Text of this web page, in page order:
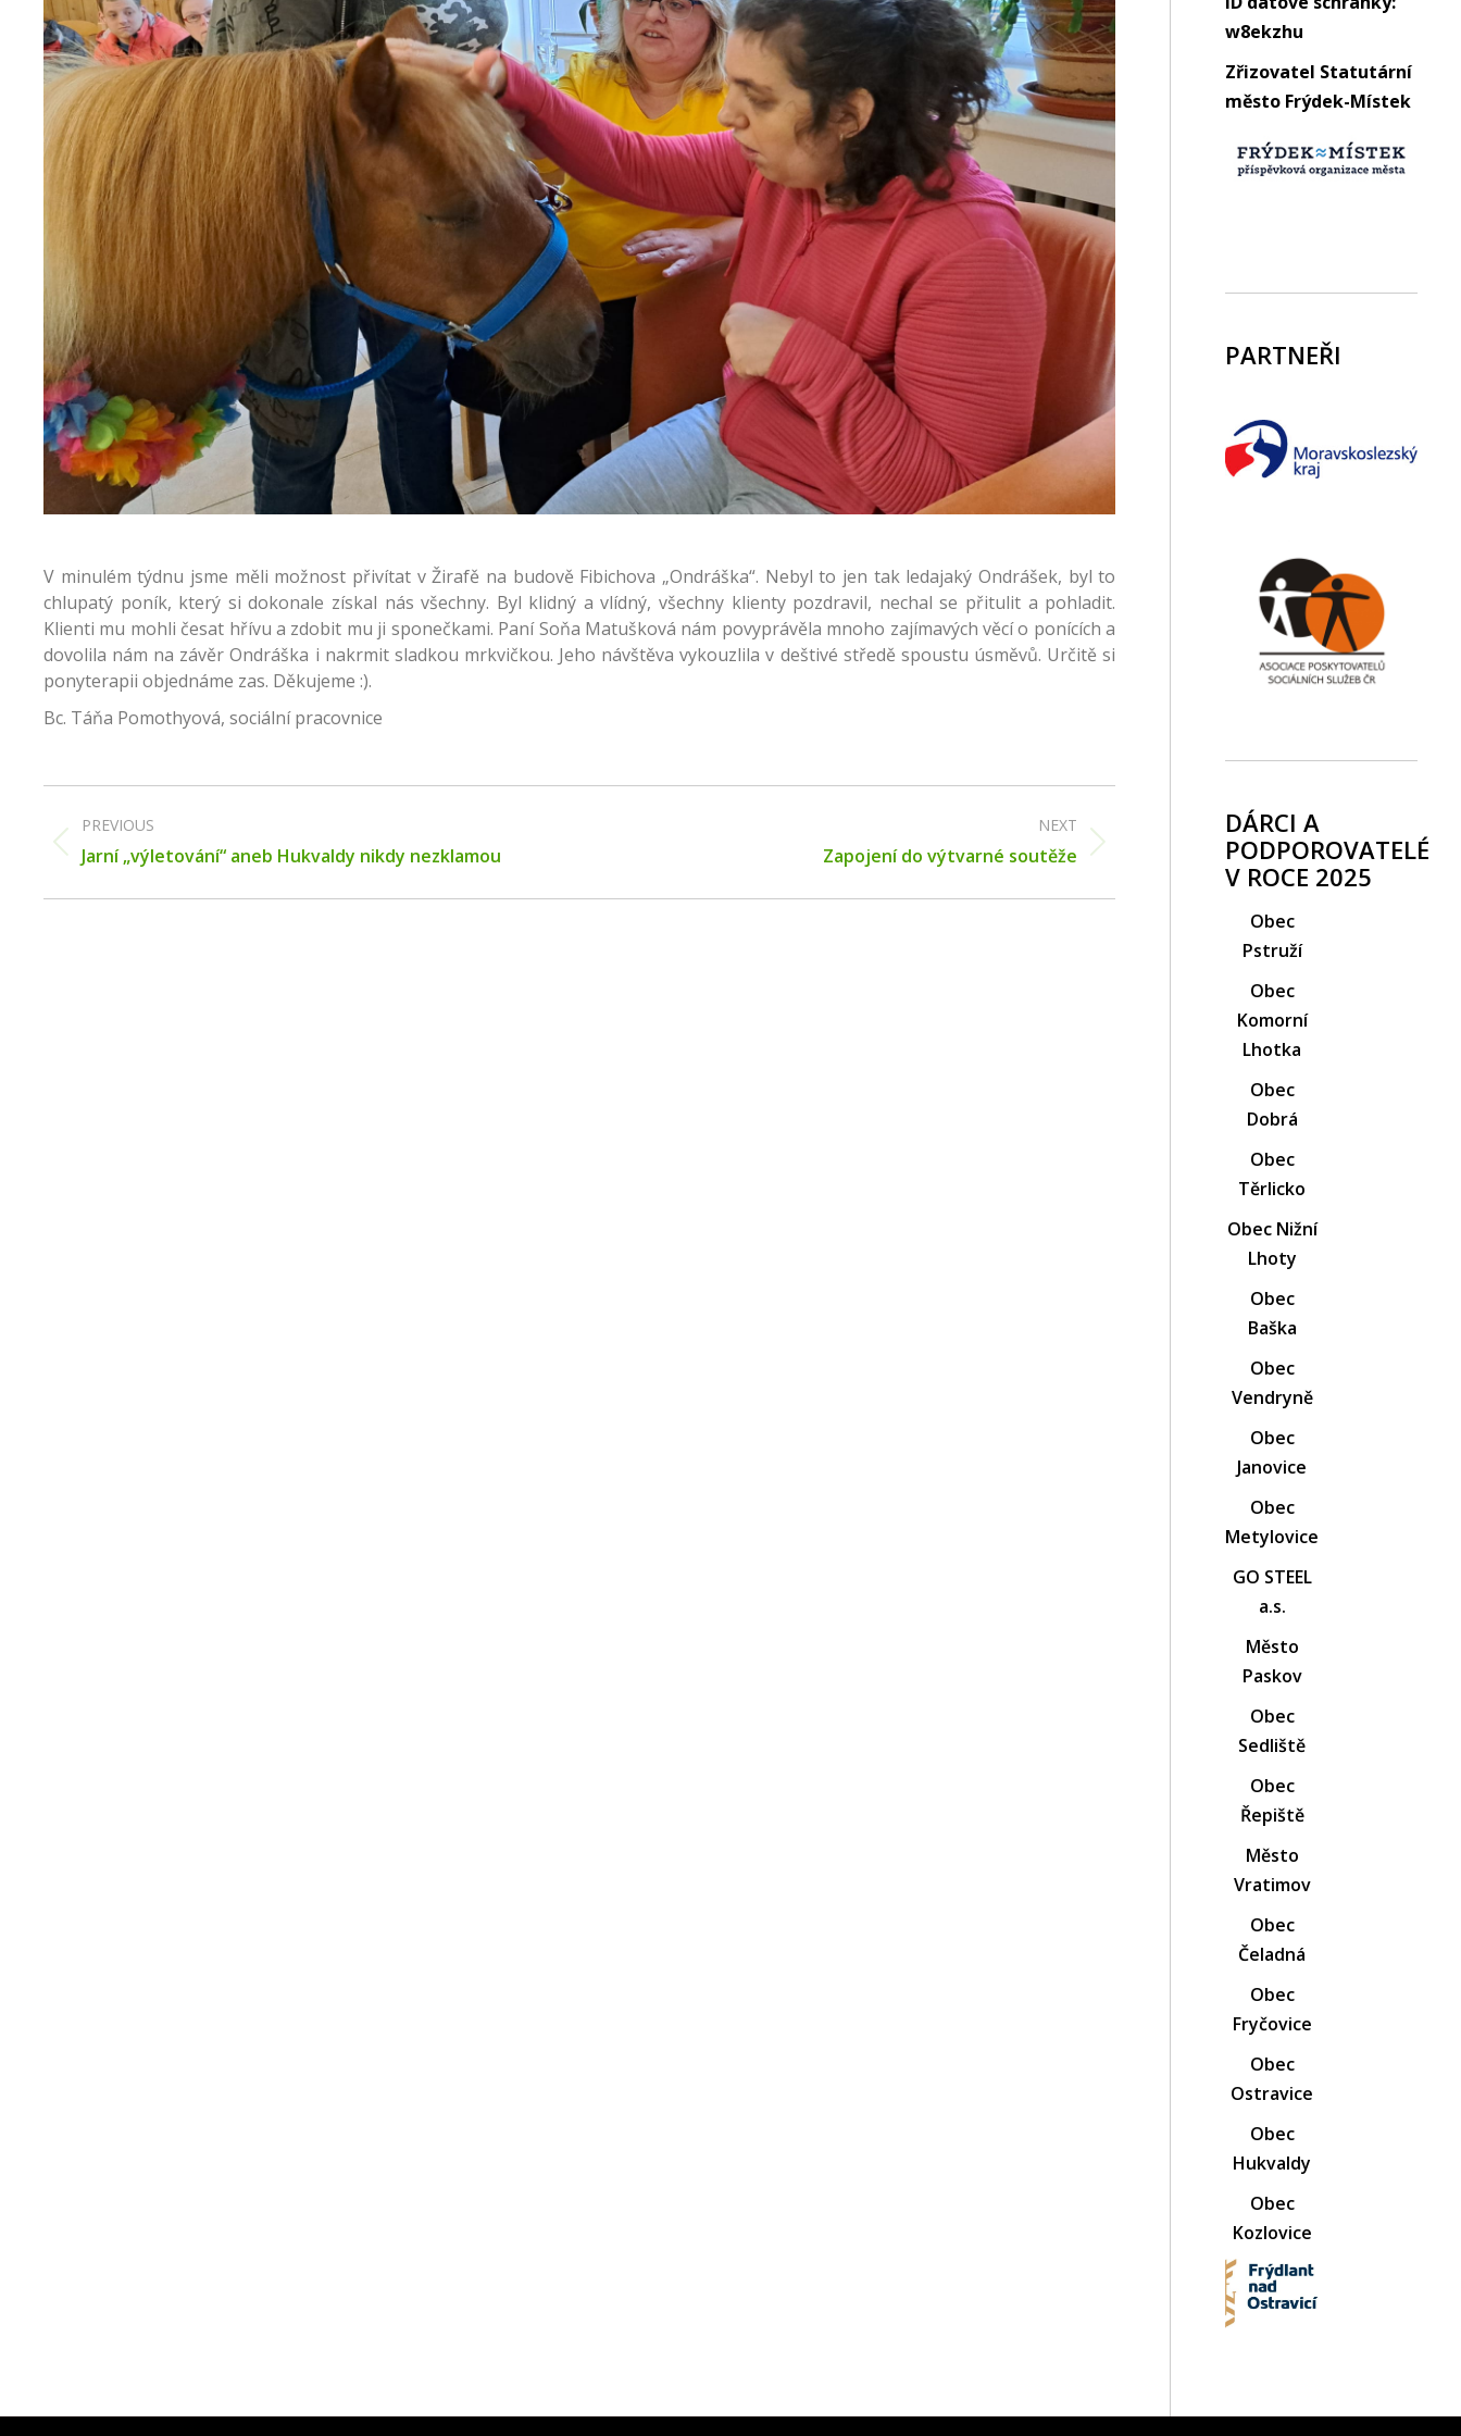
V minulém týdnu jsme měli možnost přivítat v Žirafě na budově Fibichova „Ondráška“. Nebyl to jen tak ledajaký Ondrášek, byl to
chlupatý poník, který si dokonale získal nás všechny. Byl klidný a vlídný, všechny klienty pozdravil, nechal se přitulit a pohladit.
Klienti mu mohli česat hřívu a zdobit mu ji sponečkami. Paní Soňa Matušková nám povyprávěla mnoho zajímavých věcí o ponících a
dovolila nám na závěr Ondráška i nakrmit sladkou mrkvičkou. Jeho návštěva vykouzlila v deštivé středě spoustu úsměvů. Určitě si
ponyterapii objednáme zas. Děkujeme :).
Bc. Táňa Pomothyová, sociální pracovnice
navigation
PREVIOUS
Previous
Jarní „výletování“ aneb Hukvaldy nikdy nezklamou
NEXT
Zapojení do výtvarné soutěže
w8ekzhu
Zřizovatel Statutární
město Frýdek-Místek
PARTNEŘI
DÁRCI A
PODPOROVATELÉ
V ROCE 2025
Obec
Pstruží
Obec
Komorní
Lhotka
Obec
Dobrá
Obec
Těrlicko
Obec Nižní
Lhoty
Obec
Baška
Obec
Vendryně
Obec
Janovice
Obec
Metylovice
GO STEEL
a.s.
Město
Paskov
Obec
Sedliště
Obec
Řepiště
Město
Vratimov
Obec
Čeladná
Obec
Fryčovice
Obec
Ostravice
Obec
Hukvaldy
Obec
Kozlovice